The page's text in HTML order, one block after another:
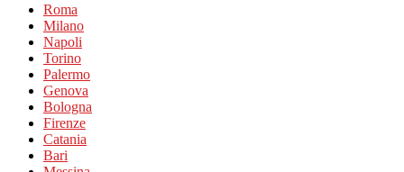
Roma
Milano
Napoli
Torino
Palermo
Genova
Bologna
Firenze
Catania
Bari